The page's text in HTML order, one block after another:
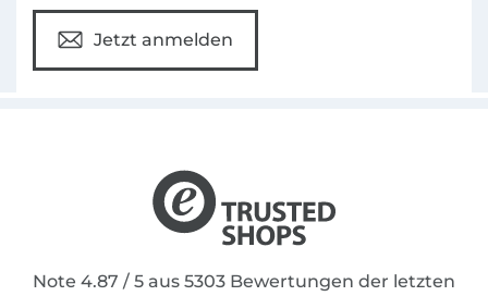
Jetzt anmelden
Note 4.87 / 5 aus 5303 Bewertungen der letzten